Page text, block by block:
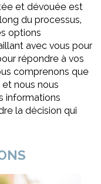
et dévouée est
du processus,
options
avec vous pour
répondre à vos
comprenons que
nous nous
informations
la décision qui